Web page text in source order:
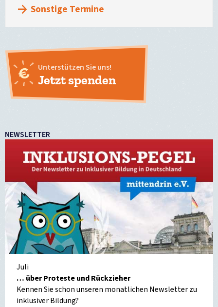
Sonstige Termine
Unterstützen Sie uns!
Jetzt spenden
NEWSLETTER
Juli
… über Proteste und Rückzieher
Kennen Sie schon unseren monatlichen Newsletter zu
inklusiver Bildung?